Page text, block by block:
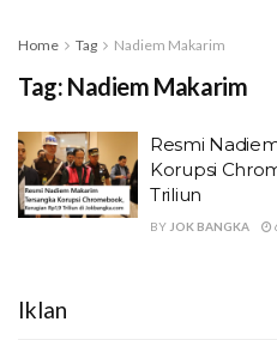
Home Tag Nadiem Makarim
Tag: Nadiem Makarim
Resmi
Korupsi
Triliun
BY JOK BANGKA
Iklan